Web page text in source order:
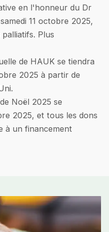
en l'honneur du Dr
11 octobre 2025,
Plus
de HAUK se tiendra
2025 à partir de
Noël 2025 se
2025, et tous les dons
à un financement